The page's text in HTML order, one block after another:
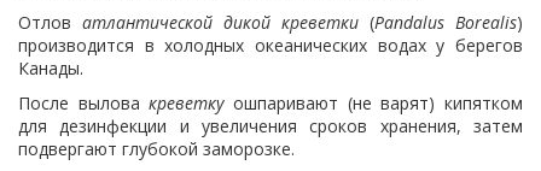
Отлов атлантической дикой креветки (Pandalus Borealis)
производится в холодных океанических водах у берегов
Канады.
После выловакреветкуошпаривают (не варят) кипятком
для дезинфекции и увеличения сроков хранения, затем
подвергают глубокой заморозке.